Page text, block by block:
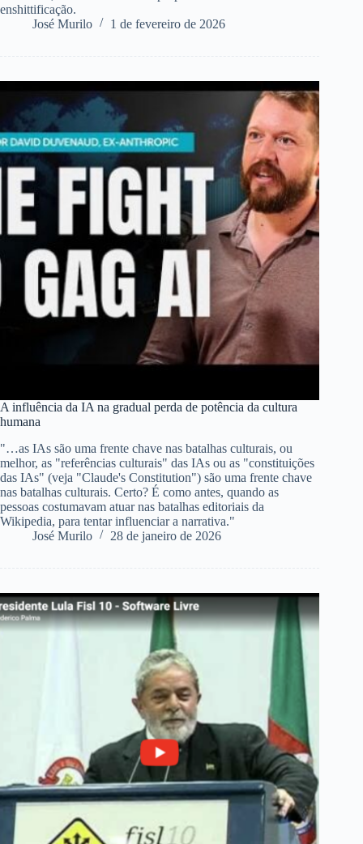
enshittificação.
José Murilo
1 de fevereiro de 2026
A influência da IA na gradual perda de potência da cultura
humana
"…as IAs são uma frente chave nas batalhas culturais, ou
melhor, as "referências culturais" das IAs ou as "constituições
das IAs" (veja "Claude's Constitution") são uma frente chave
nas batalhas culturais. Certo? É como antes, quando as
pessoas costumavam atuar nas batalhas editoriais da
Wikipedia, para tentar influenciar a narrativa."
José Murilo
28 de janeiro de 2026